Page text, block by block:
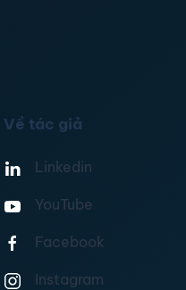
Về tác giả
Linkedin
YouTube
Facebook
Instagram